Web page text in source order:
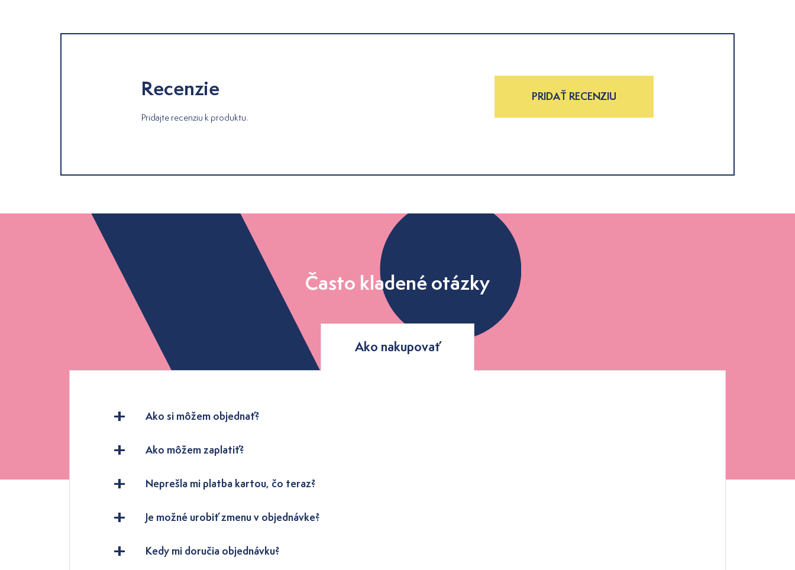
Recenzie
Pridajte recenziu k produktu.
PRIDAŤ RECENZIU
Často kladené otázky
Ako nakupovať
Ako si môžem objednať?
Ako môžem zaplatiť?
Neprešla mi platba kartou, čo teraz?
Je možné urobiť zmenu v objednávke?
Kedy mi doručia objednávku?